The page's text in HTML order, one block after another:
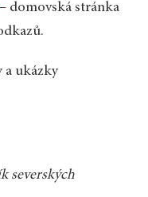
domovská stránka
a ukázky
severských